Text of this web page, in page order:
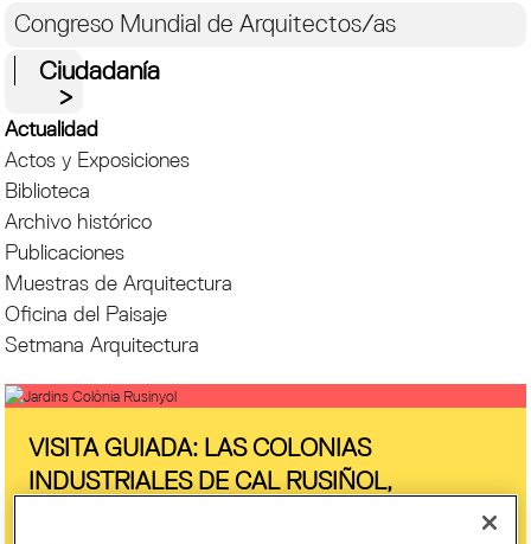
Congreso Mundial de Arquitectos/as
Ciudadanía
Actualidad
Actos y Exposiciones
Biblioteca
Archivo histórico
Publicaciones
Muestras de Arquitectura
Oficina del Paisaje
Setmana Arquitectura
VISITA GUIADA: LAS COLONIAS
INDUSTRIALES DE CAL RUSIÑOL,